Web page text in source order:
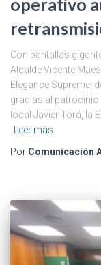
Con pantallas
Alcalde Vicente
Elegance Supreme,
gracias al patrocinio
local Javier Torá, la
Leer más
Por Comunicación